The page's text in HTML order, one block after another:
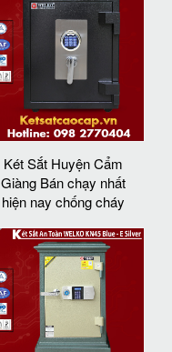
Két Sắt Huyện Cẩm
Giàng Bán chạy nhất
hiện nay chống cháy